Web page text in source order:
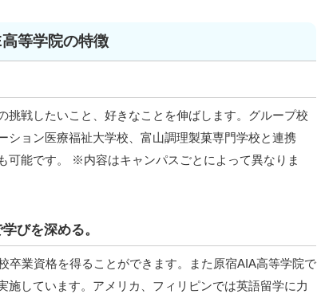
等学院の特徴
戦したいこと、好きなことを伸ばします。グループ校
ション医療福祉大学校、富山調理製菓専門学校と連携
可能です。 ※内容はキャンパスごとによって異なりま
びを深める。
卒業資格を得ることができます。また原宿AIA高等学院で
しています。アメリカ、フィリピンでは英語留学に力